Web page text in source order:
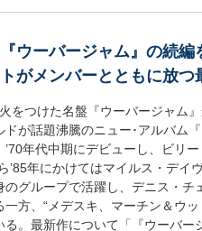
ウーバージャム』の続編
がメンバーとともに放つ
をつけた名盤『ウーバージャム
ドが話題沸騰のニュー･アルバム
年代中期にデビューし、ビリ
’85年にかけてはマイルス・デ
のグループで活躍し、デニス・
方、“メデスキ、マーチン＆ウ
る。最新作について「『ウーバ